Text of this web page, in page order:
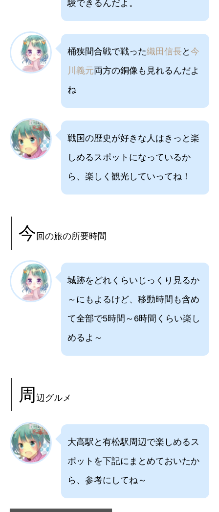
験できるんだよ。
桶狭間合戦で戦った織田信長 と 今
川義元両方の銅像も見れるんだよ
ね
戦国の歴史が好きな人はきっと楽
しめるスポットになっているか
ら、楽しく観光していってね！
今 回の旅の所要時間
城跡をどれくらいじっくり見るか
～にもよるけど、移動時間も含め
て全部で5時間～6時間くらい楽し
めるよ～
周辺グルメ
大高駅と有松駅周辺で楽しめるス
ポットを下記にまとめておいたか
ら、参考にしてね～